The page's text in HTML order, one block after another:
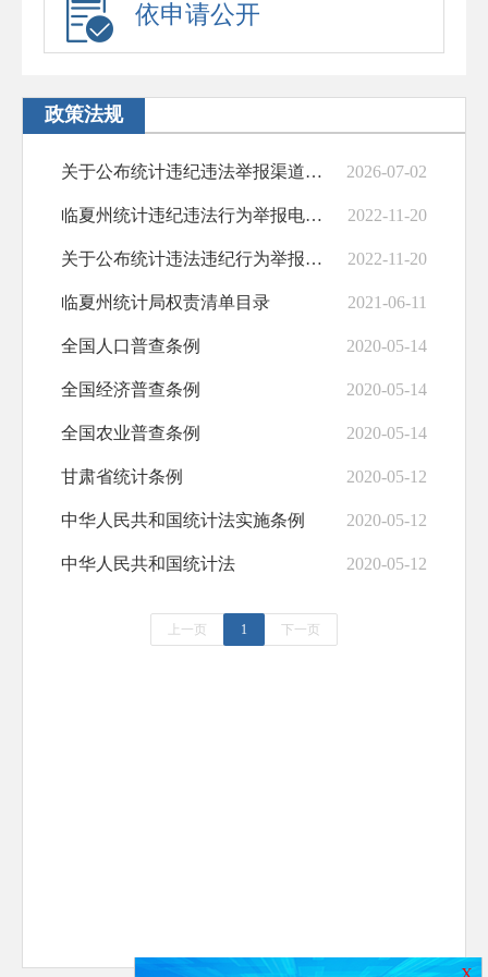
依申请公开
政策法规
关于公布统计违纪违法举报渠道的公告 2026-07-02
临夏州统计违纪违法行为举报电话和举报地址 2022-11-20
关于公布统计违法违纪行为举报电话和举报地... 2022-11-20
临夏州统计局权责清单目录 2021-06-11
全国人口普查条例 2020-05-14
全国经济普查条例 2020-05-14
全国农业普查条例 2020-05-14
甘肃省统计条例 2020-05-12
中华人民共和国统计法实施条例 2020-05-12
中华人民共和国统计法 2020-05-12
上一页 1 下一页